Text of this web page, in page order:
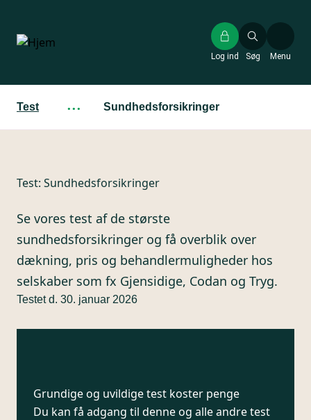
hovedindhold
Søg
Log ind Menu
Test ··· Sundhedsforsikringer
Test: Sundhedsforsikringer
Se vores test af de største
sundhedsforsikringer og få overblik over
dækning, pris og behandlermuligheder hos
selskaber som fx Gjensidige, Codan og Tryg.
Testet d. 30. januar 2026
Grundige og uvildige test koster penge
Du kan få adgang til denne og alle andre test